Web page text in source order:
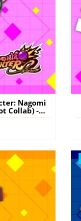
Nagomi
Collab) -
PS5